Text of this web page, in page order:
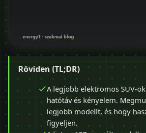
Röviden (TL;DR)
A legjobb elektromos SUV-
hatótáv és kényelem.
legjobb modellt, és hogy
figyeljen.